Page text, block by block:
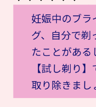
妊娠中のブラ
グ、自分で剃
たことがあ
【試し剃り
取り除きま